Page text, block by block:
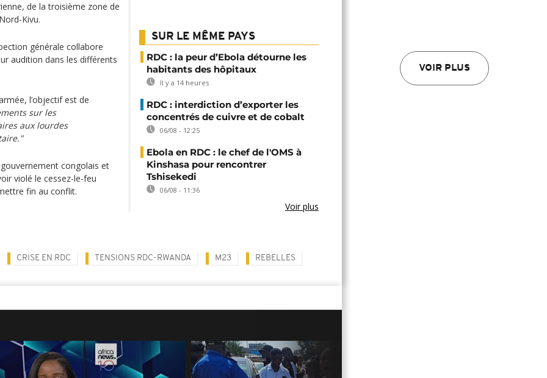
VOIR PLUS
de la troisième zone de
Kivu.
générale collabore
audition dans les différents
l’objectif est de
sur les
aux lourdes
congolais et
violé le cessez-le-feu
fin au conflit.
SUR LE MÊME PAYS
RDC : la peur d’Ebola détourne les
habitants des hôpitaux
Il y a 14 heures
RDC : interdiction d’exporter les
concentrés de cuivre et de cobalt
06/08 - 12:25
Ebola en RDC : le chef de l'OMS à
Kinshasa pour rencontrer
Tshisekedi
06/08 - 11:36
Voir plus
CRISE EN RDC TENSIONS RDC-RWANDA M23 REBELLES